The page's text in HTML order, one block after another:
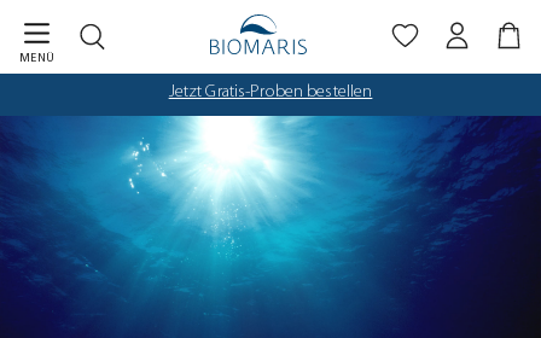
Zum Hauptinhalt springen
Biomaris Cookie-Einstellungen geöffnet
MENÜ
Jetzt Gratis-Proben bestellen